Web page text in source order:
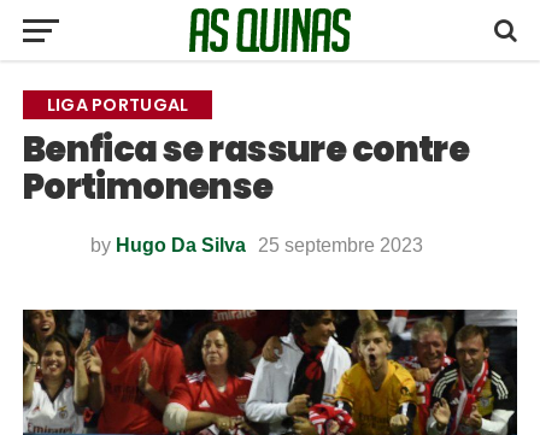
LIGA PORTUGAL
Benfica se rassure contre
Portimonense
by Hugo Da Silva 25 septembre 2023